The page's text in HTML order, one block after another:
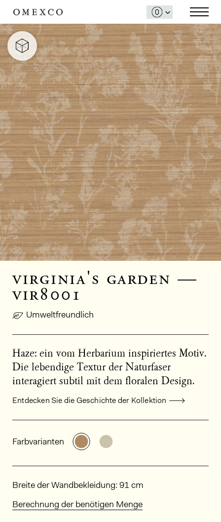
virginia's garden —
vir8001
Umweltfreundlich
Haze: ein vom Herbarium inspiriertes Motiv.
Die lebendige Textur der Naturfaser
interagiert subtil mit dem floralen Design.
Entdecken Sie die Geschichte der Kollektion
Allgemeine Produktinformationen
Farbvarianten Weitere Varianten entdecken:
Abmessungen
Breite der Wandbekleidung: 91 cm
Berechnung der benötigen Menge